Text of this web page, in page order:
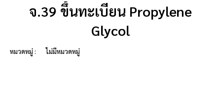
จ.39 ขึ้นทะเบียน Propylene
Glycol
หมวดหมู่ : ไม่มีหมวดหมู่